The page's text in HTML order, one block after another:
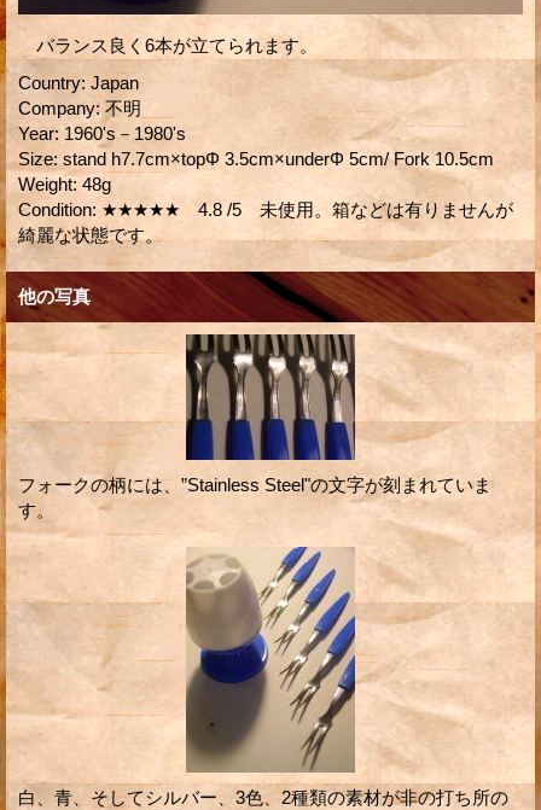
バランス良く6本が立てられます。
Country: Japan
Company: 不明
Year: 1960's－1980's
Size: stand h7.7cm×topΦ 3.5cm×underΦ 5cm/ Fork 10.5cm
Weight: 48g
Condition: ★★★★★ 4.8 /5 未使用。箱などは有りませんが
綺麗な状態です。
他の写真
フォークの柄には、”Stainless Steel"の文字が刻まれていま
す。
白、青、そしてシルバー、3色、2種類の素材が非の打ち所の